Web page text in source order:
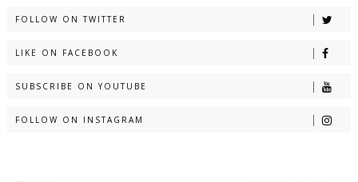
FOLLOW ON TWITTER
LIKE ON FACEBOOK
SUBSCRIBE ON YOUTUBE
FOLLOW ON INSTAGRAM